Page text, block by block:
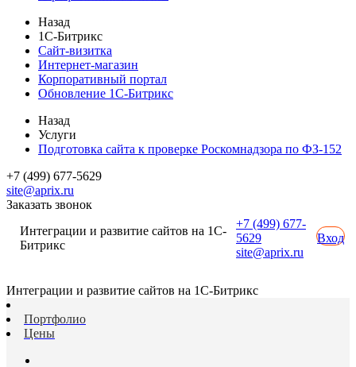
Назад
1С-Битрикс
Сайт-визитка
Интернет-магазин
Корпоративный портал
Обновление 1С-Битрикс
Назад
Услуги
Подготовка сайта к проверке Роскомнадзора по ФЗ-152
+7 (499) 677-5629
site@aprix.ru
Заказать звонок
Интеграции и развитие сайтов на 1С-
Битрикс
+7 (499) 677-
5629
site@aprix.ru
Вход
Интеграции и развитие сайтов на 1С-Битрикс
Портфолио
Цены